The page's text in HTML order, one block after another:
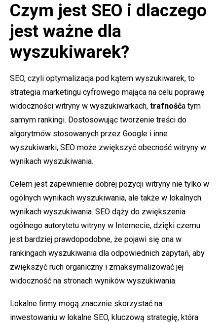
Czym jest SEO i dlaczego
jest ważne dla
wyszukiwarek?
SEO, czyli optymalizacja pod kątem wyszukiwarek, to
strategia marketingu cyfrowego mająca na celu poprawę
widoczności witryny w wyszukiwarkach, trafnośća tym
samym rankingi. Dostosowując tworzenie treści do
algorytmów stosowanych przez Google i inne
wyszukiwarki, SEO może zwiększyć obecność witryny w
wynikach wyszukiwania.
Celem jest zapewnienie dobrej pozycji witryny nie tylko w
ogólnych wynikach wyszukiwania, ale także w lokalnych
wynikach wyszukiwania. SEO dąży do zwiększenia
ogólnego autorytetu witryny w Internecie, dzięki czemu
jest bardziej prawdopodobne, że pojawi się ona w
rankingach wyszukiwania dla odpowiednich zapytań, aby
zwiększyć ruch organiczny i zmaksymalizować jej
widoczność na stronach wyników wyszukiwania.
Lokalne firmy mogą znacznie skorzystać na
inwestowaniu w lokalne SEO, kluczową strategię, która